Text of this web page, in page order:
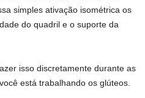
simples ativação isométrica os
do quadril e o suporte da
isso discretamente durante as
está trabalhando os glúteos.